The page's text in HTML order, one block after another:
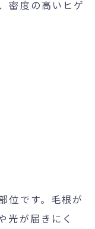
密度の高いヒゲ
位です。毛根が
光が届きにく